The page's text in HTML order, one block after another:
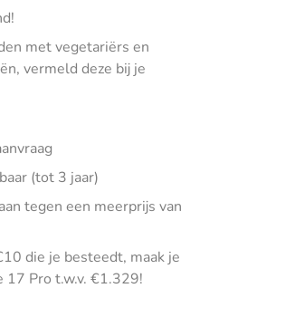
met vegetariërs en
vermeld deze bij je
(tot 3 jaar)
tegen een meerprijs van
die je besteedt, maak je
17 Pro t.w.v. €1.329!